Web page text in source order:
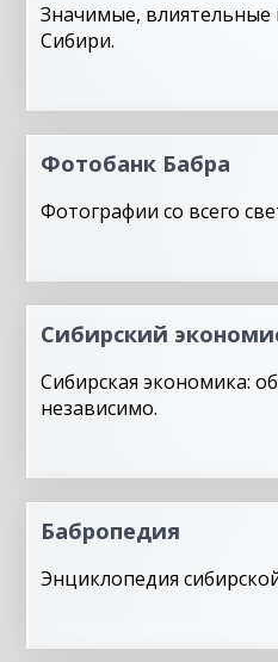
Значимые, влиятельные
Сибири.
Фотобанк Бабра
Фотографии со всего
Сибирский
Сибирская экономика:
независимо.
Бабропедия
Энциклопедия